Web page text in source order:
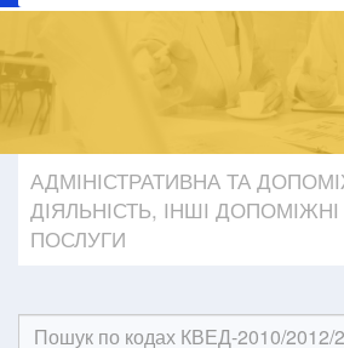
АДМІНІСТРАТИВНА ТА
ДІЯЛЬНІСТЬ, ІНШІ
ПОСЛУГИ